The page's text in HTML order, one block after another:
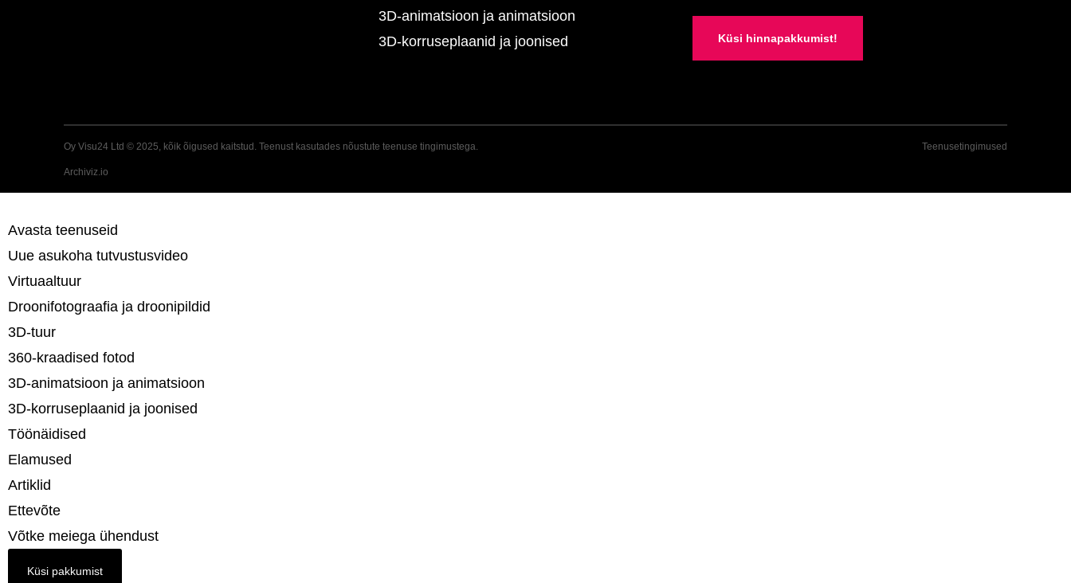
3D-animatsioon ja animatsioon
3D-korruseplaanid ja joonised
Küsi hinnapakkumist!
Oy Visu24 Ltd © 2025, kõik õigused kaitstud. Teenust kasutades nõustute teenuse tingimustega.
Archiviz.io
Teenusetingimused
Avasta teenuseid
Uue asukoha tutvustusvideo
Virtuaaltuur
Droonifotograafia ja droonipildid
3D-tuur
360-kraadised fotod
3D-animatsioon ja animatsioon
3D-korruseplaanid ja joonised
Töönäidised
Elamused
Artiklid
Ettevõte
Võtke meiega ühendust
Küsi pakkumist